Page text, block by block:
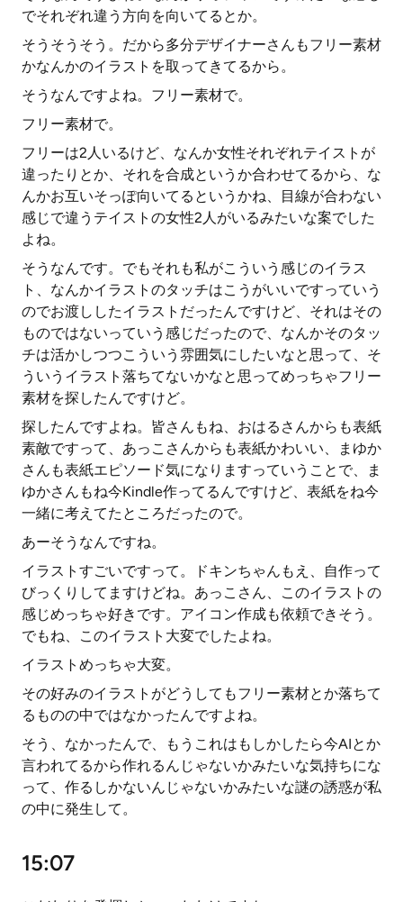
でそれぞれ違う方向を向いてるとか。
そうそうそう。だから多分デザイナーさんもフリー素材
かなんかのイラストを取ってきてるから。
そうなんですよね。フリー素材で。
フリー素材で。
フリーは2人いるけど、なんか女性それぞれテイストが
違ったりとか、それを合成というか合わせてるから、な
んかお互いそっぽ向いてるというかね、目線が合わない
感じで違うテイストの女性2人がいるみたいな案でした
よね。
そうなんです。でもそれも私がこういう感じのイラス
ト、なんかイラストのタッチはこうがいいですっていう
のでお渡ししたイラストだったんですけど、それはその
ものではないっていう感じだったので、なんかそのタッ
チは活かしつつこういう雰囲気にしたいなと思って、そ
ういうイラスト落ちてないかなと思ってめっちゃフリー
素材を探したんですけど。
探したんですよね。皆さんもね、おはるさんからも表紙
素敵ですって、あっこさんからも表紙かわいい、まゆか
さんも表紙エピソード気になりますっていうことで、ま
ゆかさんもね今Kindle作ってるんですけど、表紙をね今
一緒に考えてたところだったので。
あーそうなんですね。
イラストすごいですって。ドキンちゃんもえ、自作って
びっくりしてますけどね。あっこさん、このイラストの
感じめっちゃ好きです。アイコン作成も依頼できそう。
でもね、このイラスト大変でしたよね。
イラストめっちゃ大変。
その好みのイラストがどうしてもフリー素材とか落ちて
るものの中ではなかったんですよね。
そう、なかったんで、もうこれはもしかしたら今AIとか
言われてるから作れるんじゃないかみたいな気持ちにな
って、作るしかないんじゃないかみたいな謎の誘惑が私
の中に発生して。
15:07